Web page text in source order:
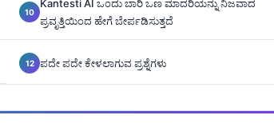
Kantesti AI ಒಂದು ಬಾರಿ ಒಣ ಮಾದರಿಯನ್ನು ನಿಜವಾದ
ಪ್ರವೃತ್ತಿಯಿಂದ ಹೇಗೆ ಬೇರ್ಪಡಿಸುತ್ತದೆ
ಪದೇ ಪದೇ ಕೇಳಲಾಗುವ ಪ್ರಶ್ನೆಗಳು